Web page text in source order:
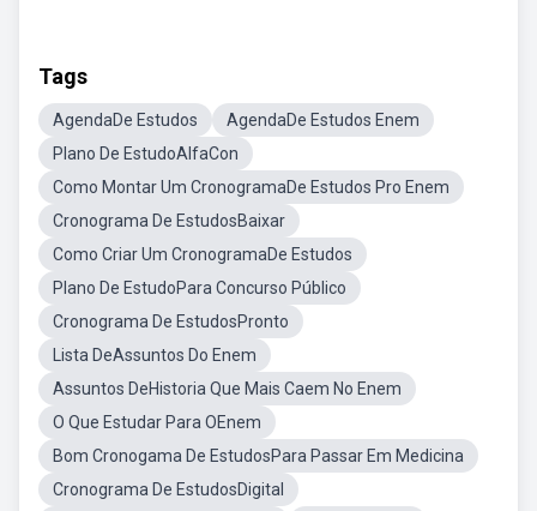
Tags
AgendaDe Estudos
AgendaDe Estudos Enem
Plano De EstudoAlfaCon
Como Montar Um CronogramaDe Estudos Pro Enem
Cronograma De EstudosBaixar
Como Criar Um CronogramaDe Estudos
Plano De EstudoPara Concurso Público
Cronograma De EstudosPronto
Lista DeAssuntos Do Enem
Assuntos DeHistoria Que Mais Caem No Enem
O Que Estudar Para OEnem
Bom Cronogama De EstudosPara Passar Em Medicina
Cronograma De EstudosDigital